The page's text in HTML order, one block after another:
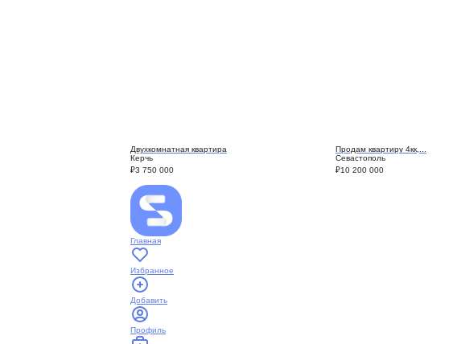
Двухкомнатная квартира
Керчь
₽3 750 000
Продам квартиру 4кк,...
Севастополь
₽10 200 000
Главная
Избранное
Добавить
Профиль